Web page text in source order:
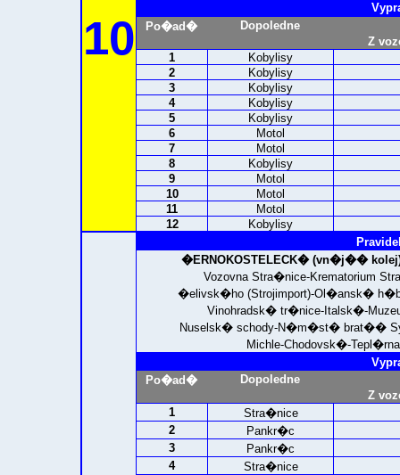
10
Po�ad�
Dopoledne
Z
1
Kobylisy
2
Kobylisy
3
Kobylisy
4
Kobylisy
5
Kobylisy
6
Motol
7
Motol
8
Kobylisy
9
Motol
10
Motol
11
Motol
12
Kobylisy
�ERNOKOSTELECK� (vn�j��
Vozovna Stra�nice-Krematorium
�elivsk�ho (Strojimport)-Ol�ansk�
Vinohradsk� tr�nice-Italsk�-
Nuselsk� schody-N�m�st� brat��
Michle-Chodovsk�-
Po�ad�
Dopoledne
Z
1
Stra�nice
2
Pankr�c
3
Pankr�c
4
Stra�nice